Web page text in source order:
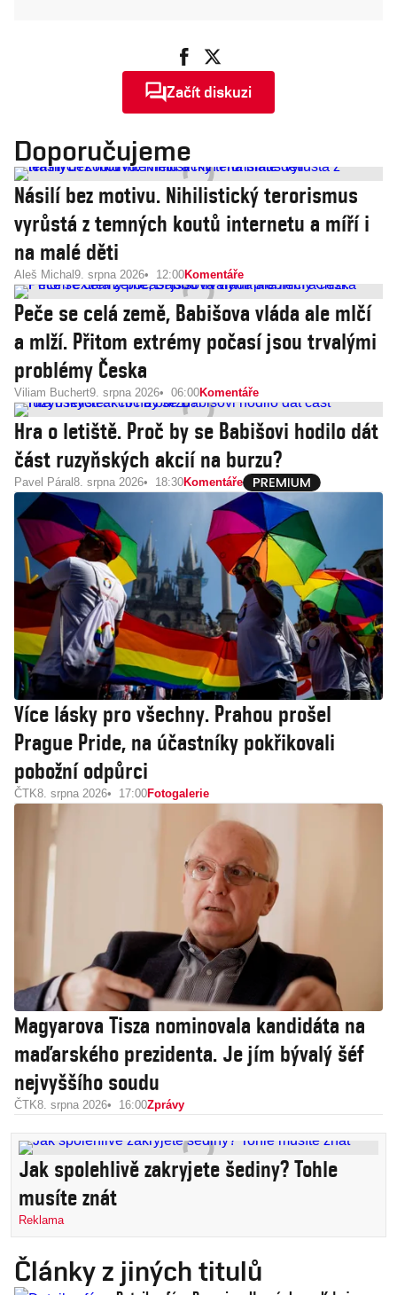
Začít diskuzi
Doporučujeme
Násilí bez motivu. Nihilistický terorismus
vyrůstá z temných koutů internetu a míří i
na malé děti
Aleš Michal 9. srpna 2026 12:00Komentáře
Peče se celá země, Babišova vláda ale mlčí
a mlží. Přitom extrémy počasí jsou trvalými
problémy Česka
Viliam Buchert9. srpna 2026 06:00Komentáře
Hra o letiště. Proč by se Babišovi hodilo dát
část ruzyňských akcií na burzu?
Pavel Páral 8. srpna 2026 18:30Komentáře
Více lásky pro všechny. Prahou prošel
Prague Pride, na účastníky pokřikovali
pobožní odpůrci
ČTK8. srpna 2026 17:00Fotogalerie
Magyarova Tisza nominovala kandidáta na
maďarského prezidenta. Je jím bývalý šéf
nejvyššího soudu
ČTK8. srpna 2026 16:00Zprávy
Jak spolehlivě zakryjete šediny? Tohle
musíte znát
Reklama
Články z jiných titulů